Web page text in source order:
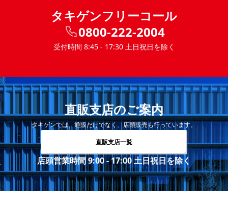
タキゲンフリーコール
0800-222-2004
受付時間 8:45 - 17:30 土日祝日を除く
直販支店のご案内
タキゲンでは、通販だけでなく、店頭販売も行っています。
直販支店一覧
店頭営業時間 9:00 - 17:00 土日祝日を除く